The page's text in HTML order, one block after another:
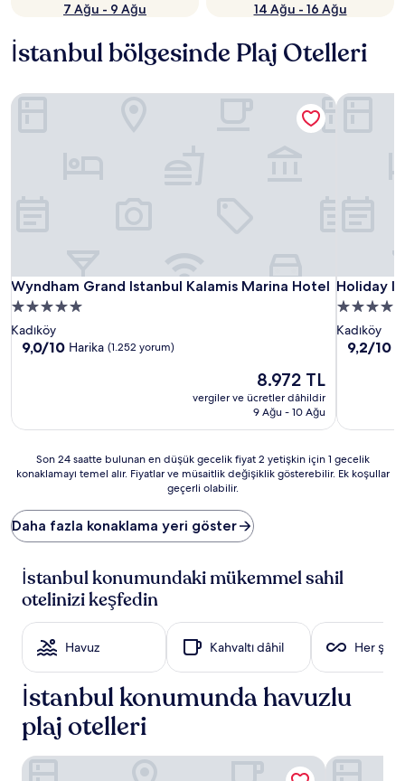
7 Ağu - 9 Ağu
14 Ağu - 16 Ağu
İstanbul bölgesinde Plaj Otelleri
Wyndham Grand Istanbul Kalamis Marina Hotel
Wyndham Grand Istanbul Kalamis Marina Hotel
5.0
yıldızlı
konaklama
Kadıköy
10
yorum)
9,0/10 Harika (1.252 yorum)
Güncel
fiyat:
8.972 TL
8.972 TL
vergiler ve ücretler dâhildir
9 Ağu - 10 Ağu
Wyndham Grand Istanbul Kalamis Marina Hotel
Holiday
Holiday
4.0
yıldızlı
konaklama
Kadıköy
10
yorum)
9,2/10
Holiday
24
bulunan
en
düşük
fiyat
yetişkin
için
gecelik
konaklamayı
temel
alır.
Fiyatlar
ve
değişiklik
Son 24 saatte bulunan en düşük gecelik fiyat 2 yetişkin için 1 gecelik
konaklamayı temel alır. Fiyatlar ve müsaitlik değişiklik gösterebilir. Ek koşullar
geçerli olabilir.
Daha fazla konaklama yeri göster
İstanbul konumundaki mükemmel sahil
otelinizi keşfedin
Havuz Kahvaltı dâhil Her şey
İstanbul konumunda havuzlu
plaj otelleri
JW Marriott Hotel Istanbul Marmara Sea Selectum